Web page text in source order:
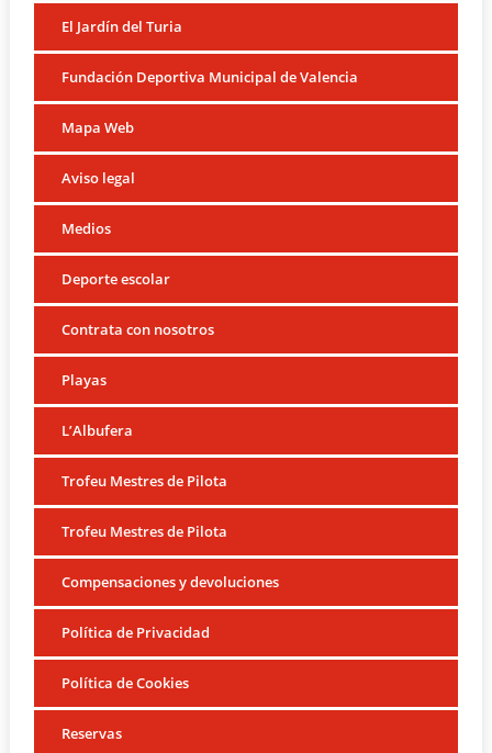
El Jardín del Turia
Fundación Deportiva Municipal de Valencia
Mapa Web
Aviso legal
Medios
Deporte escolar
Contrata con nosotros
Playas
L’Albufera
Trofeu Mestres de Pilota
Trofeu Mestres de Pilota
Compensaciones y devoluciones
Política de Privacidad
Política de Cookies
Reservas